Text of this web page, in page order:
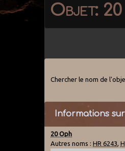
Objet: 20
Chercher le nom de
Informations
20 Oph
Autres noms :HR 6243 ,